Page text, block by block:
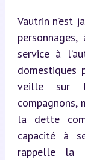
Vautrin n’est
service à
domestiques
veille sur
la dette
capacité à
rappelle la